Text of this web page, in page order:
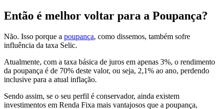
Então é melhor voltar para a Poupança?
Não. Isso porque a poupança, como dissemos, também sofre
influência da taxa Selic.
Atualmente, com a taxa básica de juros em apenas 3%, o rendimento
da poupança é de 70% deste valor, ou seja, 2,1% ao ano, perdendo
inclusive para a atual inflação.
Sendo assim, se o seu perfil é conservador, ainda existem
investimentos em Renda Fixa mais vantajosos que a poupança,